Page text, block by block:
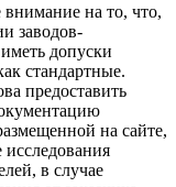
на то, что,
заводов-
допуски
стандартные.
предоставить
на сайте,
исследования
в случае